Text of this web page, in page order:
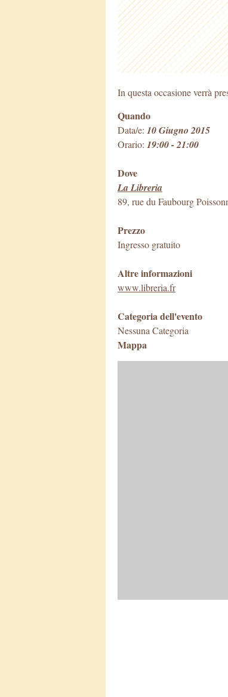
In questa occasione verrà
Quando
Data/e: 10 Giugno 2015
Orario: 19:00 - 21:00
Dove
La Libreria
89, rue du Faubourg
Prezzo
Ingresso gratuito
Altre informazioni
www.libreria.fr
Categoria dell'evento
Nessuna Categoria
Mappa